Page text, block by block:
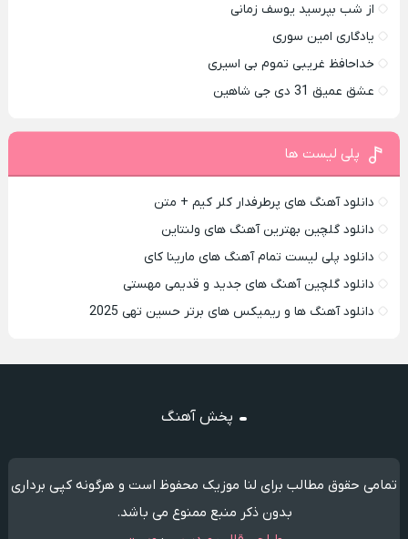
از شب بپرسید یوسف زمانی
یادگاری امین سوری
خداحافظ غریبی تموم بی اسیری
عشق عمیق 31 دی جی شاهین
پلی لیست ها
دانلود آهنگ های پرطرفدار کلر کیم + متن
دانلود گلچین بهترین آهنگ های ولنتاین
دانلود پلی لیست تمام آهنگ های مارینا کای
دانلود گلچین آهنگ های جدید و قدیمی مهستی
دانلود آهنگ ها و ریمیکس های برتر حسین تهی 2025
پخش آهنگ
تمامی حقوق مطالب برای لنا موزیک محفوظ است و هرگونه کپی برداری
بدون ذکر منبع ممنوع می باشد.